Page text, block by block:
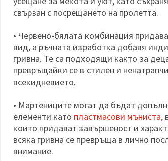
свързан с посрещането на пролетта.
• Червено-бялата комбинация
вид, а ръчната изработка добавя
гривна. Те са подходящи както за
превръщайки се в стилен и
всекидневието.
• Мартениците могат да бъдат
елементи като пластмасови мъниста,
които придават завършеност и
всяка гривна се превръща в лично
внимание.